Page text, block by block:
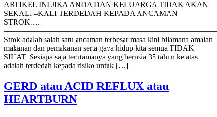
ARTIKEL INI JIKA ANDA DAN KELUARGA TIDAK AKAN
SEKALI –KALI TERDEDAH KEPADA ANCAMAN
STROK….
Strok adalah salah satu ancaman terbesar masa kini bilamana amalan
makanan dan pemakanan serta gaya hidup kita semua TIDAK
SIHAT. Sesiapa saja terutamanya yang berusia 35 tahun ke atas
adalah terdedah kepada risiko untuk […]
GERD atau ACID REFLUX atau
HEARTBURN